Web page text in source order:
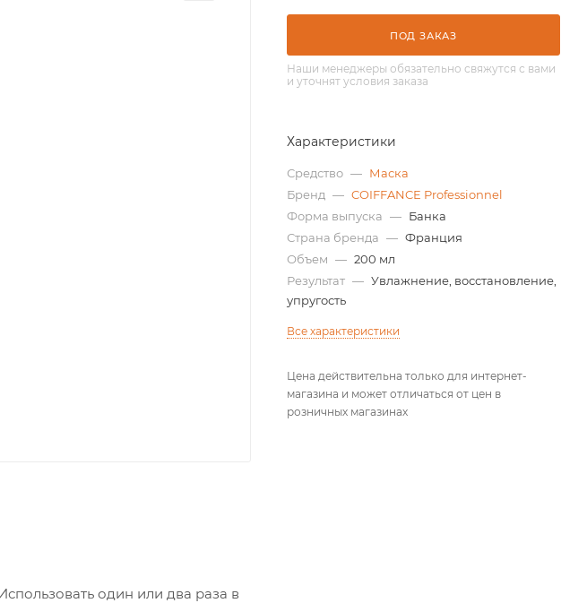
один или два раза в
ПОД ЗАКАЗ
Наши менеджеры обязательно свяжутся с вами
и уточнят условия заказа
Характеристики
Средство — Маска
Бренд — COIFFANCE Professionnel
Форма выпуска — Банка
Страна бренда — Франция
Объем — 200 мл
Результат — Увлажнение, восстановление,
упругость
Все характеристики
Цена действительна только для интернет-
магазина и может отличаться от цен в
розничных магазинах